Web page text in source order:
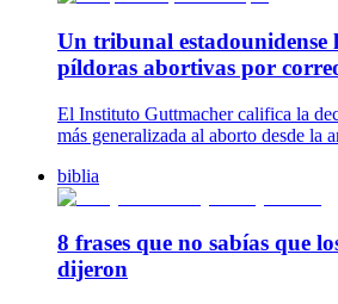
Un tribunal estadounidense
píldoras abortivas por
El Instituto Guttmacher califica la
más generalizada al aborto desde la
biblia
8 frases que no sabías que
dijeron